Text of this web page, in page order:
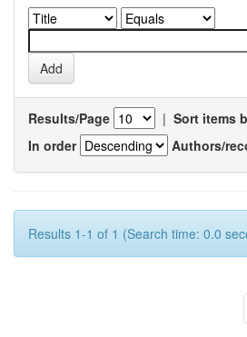
Results/Page | Sort items
In order
Authors/
Results 1-1 of 1 (Search time: 0.0